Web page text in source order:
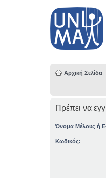
Αρχική Σελίδα
Πρέπει να
Όνομα Μέλους ή
Κωδικός: